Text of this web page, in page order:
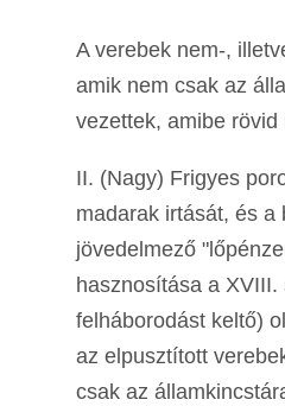
A verebek nem-,
amik nem csak az
vezettek, amibe
II. (Nagy) Frigyes
madarak irtását, és a
jövedelmező
hasznosítása a
felháborodást keltő)
az elpusztított
csak az